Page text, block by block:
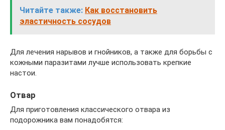
Читайте также: Как восстановить
эластичность сосудов
Для лечения нарывов и гнойников, а также для борьбы с
кожными паразитами лучше использовать крепкие
настои.
Отвар
Для приготовления классического отвара из
подорожника вам понадобятся: